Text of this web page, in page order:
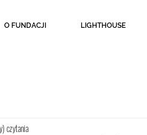
O FUNDACJI LIGHTHOUSE
czytania